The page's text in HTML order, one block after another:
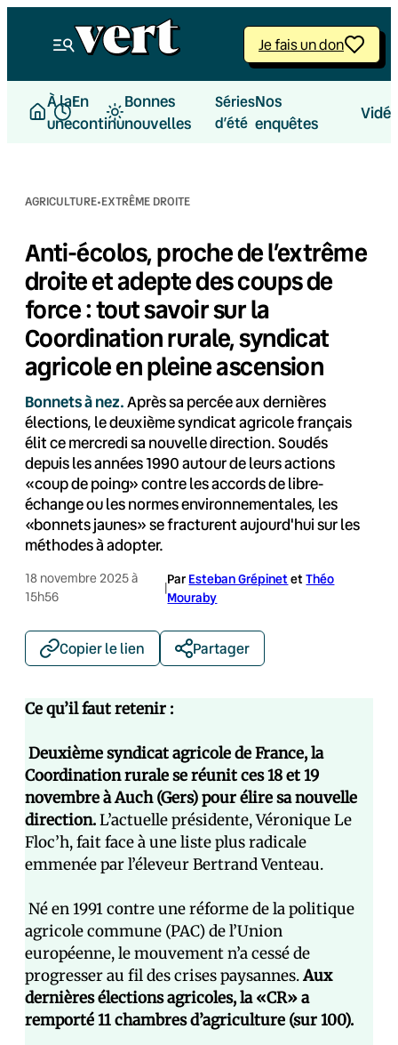
Je fais un don
À la
une
En
continu
Bonnes
nouvelles
Séries
d’été
Nos
enquêtes
AGRICULTURE·EXTRÊME DROITE
Anti-écolos, proche de l’extrême
droite et adepte des coups de
force : tout savoir sur la
Coordination rurale, syndicat
agricole en pleine ascension
Bonnets à nez.Après sa percée aux dernières
élections, le deuxième syndicat agricole français
élit ce mercredi sa nouvelle direction. Soudés
depuis les années 1990 autour de leurs actions
«coup de poing» contre les accords de libre-
échange ou les normes environnementales, les
«bonnets jaunes» se fracturent aujourd'hui sur les
méthodes à adopter.
18 novembre 2025 à
15h56
|
Par Esteban Grépinet etThéo
Mouraby
Copier le lien Partager
Ce qu’il faut retenir :
Deuxième syndicat agricole de France, la
Coordination rurale se réunit ces 18 et 19
novembre à Auch (Gers) pour élire sa nouvelle
direction.L’actuelle présidente, Véronique Le
Floc’h, fait face à une liste plus radicale
emmenée par l’éleveur Bertrand Venteau.
Né en 1991 contre une réforme de la politique
agricole commune (PAC) de l’Union
européenne, le mouvement n’a cessé de
progresser au fil des crises paysannes.Aux
dernières élections agricoles, la «CR» a
remporté 11 chambres d’agriculture (sur 100).